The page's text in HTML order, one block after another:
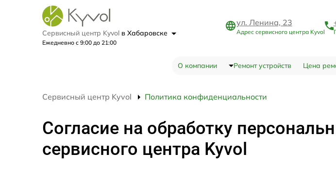
Сервисный центр Kyvol в Хабаровске
Ежедневно с 9:00 до 21:00
ул. Ленина, 23
Адрес сервисного центра Kyvol
О компании Ремонт устройств Цена
Сервисный центр Kyvol Политика конфиденциальности
Согласие на обработку
сервисного центра Kyvol